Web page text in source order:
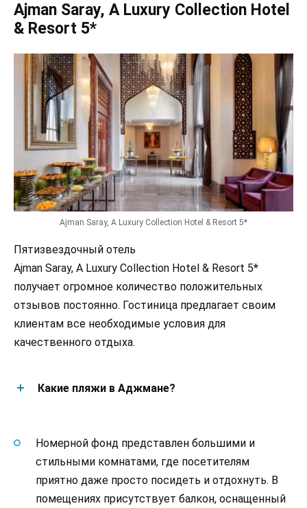
Ajman Saray, A Luxury Collection Hotel
& Resort 5*
Ajman Saray, A Luxury Collection Hotel & Resort 5*
Пятизвездочный отель
Ajman Saray, A Luxury Collection Hotel & Resort 5*
получает огромное количество положительных
отзывов постоянно. Гостиница предлагает своим
клиентам все необходимые условия для
качественного отдыха.
Какие пляжи в Аджмане?
Номерной фонд представлен большими и
стильными комнатами, где посетителям
приятно даже просто посидеть и отдохнуть. В
помещениях присутствует балкон, оснащенный